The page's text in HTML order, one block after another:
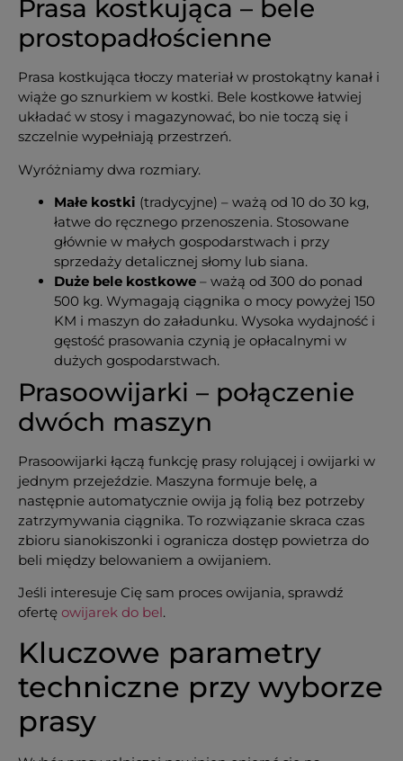
Prasa kostkująca – bele
prostopadłościenne
Prasa kostkująca tłoczy materiał w prostokątny kanał i
wiąże go sznurkiem w kostki. Bele kostkowe łatwiej
układać w stosy i magazynować, bo nie toczą się i
szczelnie wypełniają przestrzeń.
Wyróżniamy dwa rozmiary.
Małe kostki (tradycyjne) – ważą od 10 do 30 kg,
łatwe do ręcznego przenoszenia. Stosowane
głównie w małych gospodarstwach i przy
sprzedaży detalicznej słomy lub siana.
Duże bele kostkowe – ważą od 300 do ponad
500 kg. Wymagają ciągnika o mocy powyżej 150
KM i maszyn do załadunku. Wysoka wydajność i
gęstość prasowania czynią je opłacalnymi w
dużych gospodarstwach.
Prasoowijarki – połączenie
dwóch maszyn
Prasoowijarki łączą funkcję prasy rolującej i owijarki w
jednym przejeździe. Maszyna formuje belę, a
następnie automatycznie owija ją folią bez potrzeby
zatrzymywania ciągnika. To rozwiązanie skraca czas
zbioru sianokiszonki i ogranicza dostęp powietrza do
beli między belowaniem a owijaniem.
Jeśli interesuje Cię sam proces owijania, sprawdź
ofertę owijarek do bel.
Kluczowe parametry
techniczne przy wyborze
prasy